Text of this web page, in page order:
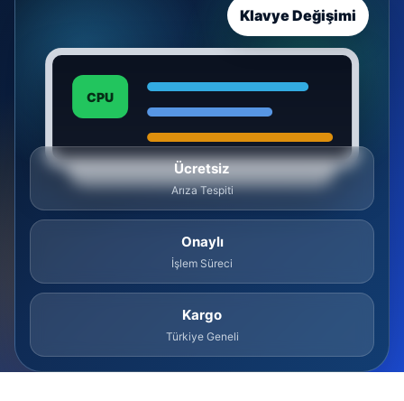
CPU
Klavye Değişimi
Ücretsiz
Arıza Tespiti
Onaylı
İşlem Süreci
Kargo
Türkiye Geneli